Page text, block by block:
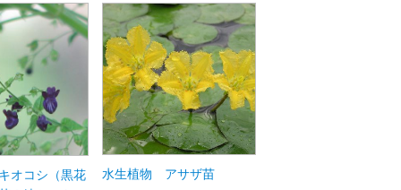
オコシ（黒花
水生植物 アサザ苗